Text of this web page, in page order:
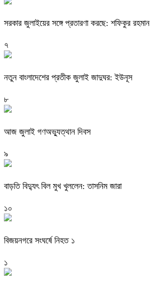
সরকার জুলাইয়ের সঙ্গে প্রতারণা করছে: শফিকুর রহমান
৭
নতুন বাংলাদেশের প্রতীক জুলাই জাদুঘর: ইউনূস
৮
আজ জুলাই গণঅভ্যুত্থান দিবস
৯
বাড়তি বিদ্যুৎ বিল মুখ খুললেন: তাসনিম জারা
১০
বিজয়নগরে সংঘর্ষে নিহত ১
১